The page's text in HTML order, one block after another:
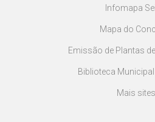
Infomapa
Mapa do
Emissão de Plantas
Biblioteca
Mais sites